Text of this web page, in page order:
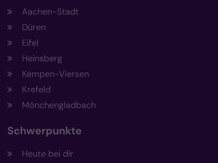
Aachen-Stadt
Düren
Eifel
Heinsberg
Kempen-Viersen
Krefeld
Mönchengladbach
Schwerpunkte
Heute bei dir